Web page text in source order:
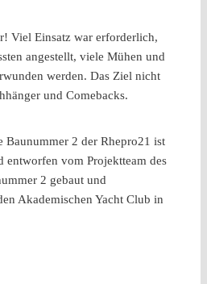
Viel Einsatz war erforderlich,
angestellt, viele Mühen und
werden. Das Ziel nicht
und Comebacks.
Baunummer 2 der Rhepro21 ist
entworfen vom Projektteam des
2 gebaut und
Akademischen Yacht Club in